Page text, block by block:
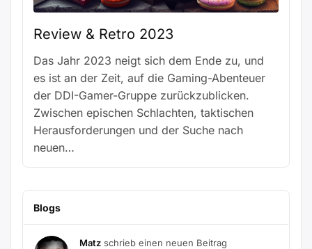
Review & Retro 2023
Das Jahr 2023 neigt sich dem Ende zu, und
es ist an der Zeit, auf die Gaming-Abenteuer
der DDI-Gamer-Gruppe zurückzublicken.
Zwischen epischen Schlachten, taktischen
Herausforderungen und der Suche nach
neuen…
Blogs
Matz schrieb einen neuen Beitrag